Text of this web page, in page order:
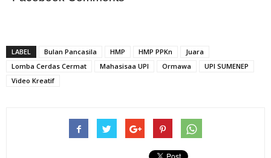
LABEL Bulan Pancasila HMP HMP PPKn
Juara
Lomba Cerdas Cermat
Mahasisaa UPI Ormawa
UPI SUMENEP
Video Kreatif